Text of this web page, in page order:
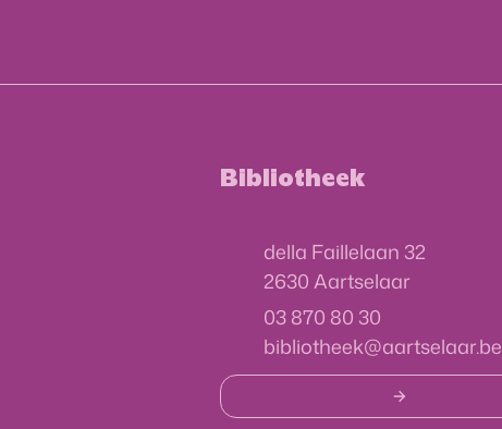
Bibliotheek
Adresdella Faillelaan 32
,2630Aartselaar
03 870 80 30
E-mailbibliotheek@aartselaar.be